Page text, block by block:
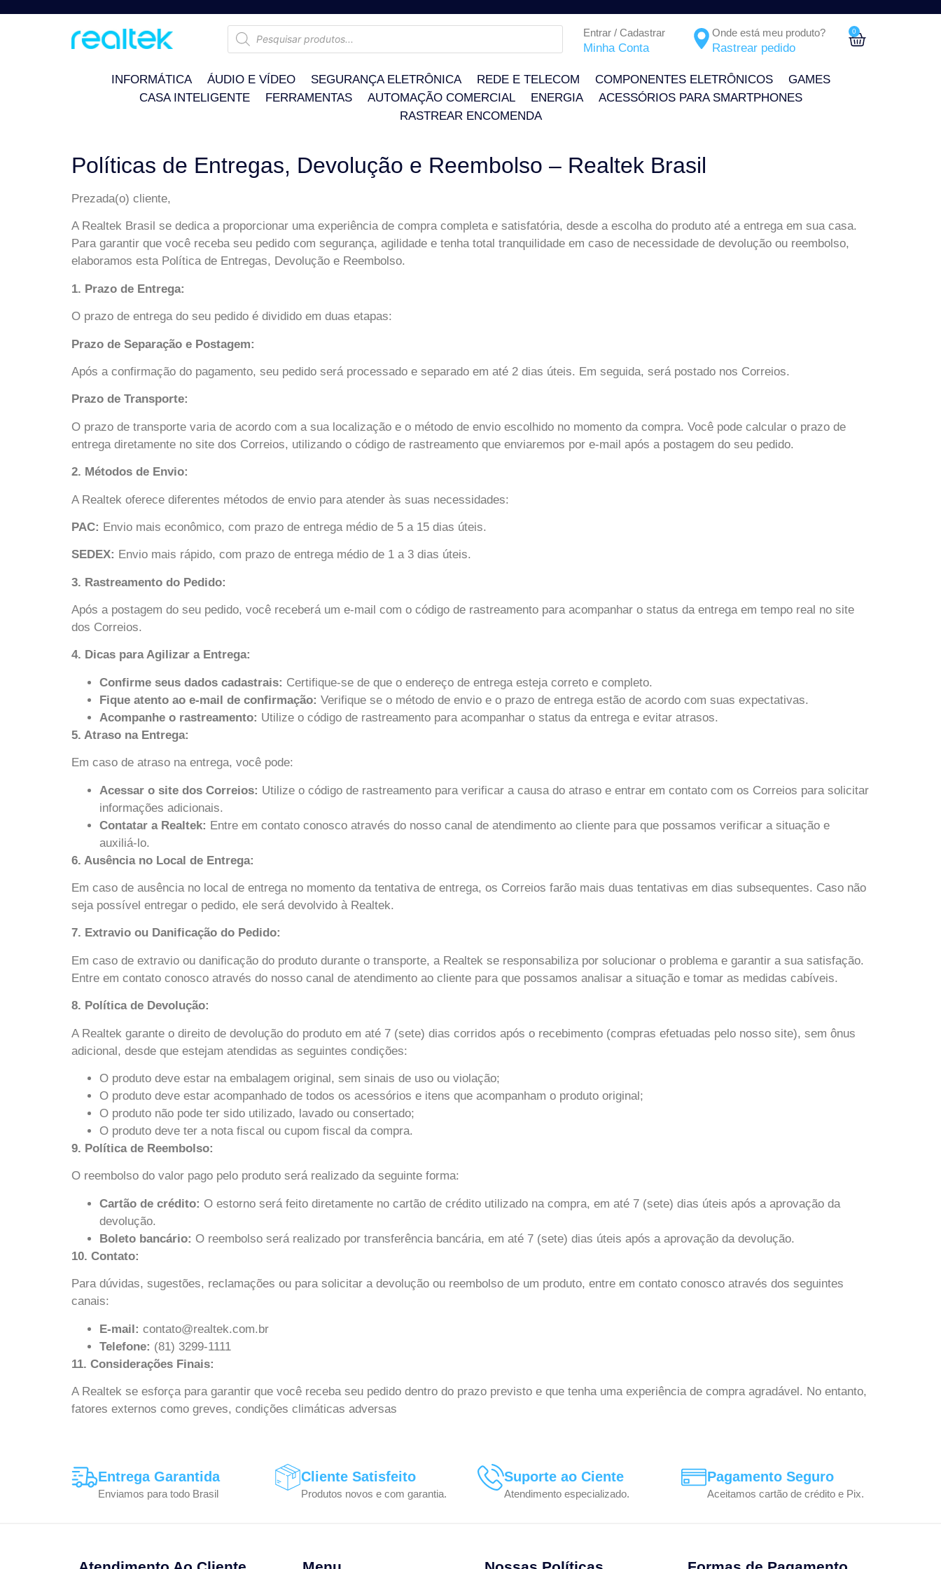
Entrar / Cadastrar
Minha Conta
Onde está meu produto?
Rastrear pedido
0
INFORMÁTICA ÁUDIO E VÍDEO SEGURANÇA ELETRÔNICA REDE E TELECOM COMPONENTES ELETRÔNICOS
GAMES
CASA INTELIGENTE
FERRAMENTAS AUTOMAÇÃO COMERCIAL ENERGIA
ACESSÓRIOS PARA SMARTPHONES
RASTREAR ENCOMENDA
Políticas de Entregas, Devolução e Reembolso – Realtek Brasil
Prezada(o) cliente,
A Realtek Brasil se dedica a proporcionar uma experiência de compra completa e satisfatória, desde a escolha do produto até a entrega em sua casa.
Para garantir que você receba seu pedido com segurança, agilidade e tenha total tranquilidade em caso de necessidade de devolução ou reembolso,
elaboramos esta Política de Entregas, Devolução e Reembolso.
1. Prazo de Entrega:
O prazo de entrega do seu pedido é dividido em duas etapas:
Prazo de Separação e Postagem:
Após a confirmação do pagamento, seu pedido será processado e separado em até 2 dias úteis. Em seguida, será postado nos Correios.
Prazo de Transporte:
O prazo de transporte varia de acordo com a sua localização e o método de envio escolhido no momento da compra. Você pode calcular o prazo de
entrega diretamente no site dos Correios, utilizando o código de rastreamento que enviaremos por e-mail após a postagem do seu pedido.
2. Métodos de Envio:
A Realtek oferece diferentes métodos de envio para atender às suas necessidades:
PAC: Envio mais econômico, com prazo de entrega médio de 5 a 15 dias úteis.
SEDEX: Envio mais rápido, com prazo de entrega médio de 1 a 3 dias úteis.
3. Rastreamento do Pedido:
Após a postagem do seu pedido, você receberá um e-mail com o código de rastreamento para acompanhar o status da entrega em tempo real no site
dos Correios.
4. Dicas para Agilizar a Entrega:
Confirme seus dados cadastrais: Certifique-se de que o endereço de entrega esteja correto e completo.
Fique atento ao e-mail de confirmação: Verifique se o método de envio e o prazo de entrega estão de acordo com suas expectativas.
Acompanhe o rastreamento: Utilize o código de rastreamento para acompanhar o status da entrega e evitar atrasos.
5. Atraso na Entrega:
Em caso de atraso na entrega, você pode:
Acessar o site dos Correios: Utilize o código de rastreamento para verificar a causa do atraso e entrar em contato com os Correios para solicitar
informações adicionais.
Contatar a Realtek: Entre em contato conosco através do nosso canal de atendimento ao cliente para que possamos verificar a situação e
auxiliá-lo.
6. Ausência no Local de Entrega:
Em caso de ausência no local de entrega no momento da tentativa de entrega, os Correios farão mais duas tentativas em dias subsequentes. Caso não
seja possível entregar o pedido, ele será devolvido à Realtek.
7. Extravio ou Danificação do Pedido:
Em caso de extravio ou danificação do produto durante o transporte, a Realtek se responsabiliza por solucionar o problema e garantir a sua satisfação.
Entre em contato conosco através do nosso canal de atendimento ao cliente para que possamos analisar a situação e tomar as medidas cabíveis.
8. Política de Devolução:
A Realtek garante o direito de devolução do produto em até 7 (sete) dias corridos após o recebimento (compras efetuadas pelo nosso site), sem ônus
adicional, desde que estejam atendidas as seguintes condições:
O produto deve estar na embalagem original, sem sinais de uso ou violação;
O produto deve estar acompanhado de todos os acessórios e itens que acompanham o produto original;
O produto não pode ter sido utilizado, lavado ou consertado;
O produto deve ter a nota fiscal ou cupom fiscal da compra.
9. Política de Reembolso:
O reembolso do valor pago pelo produto será realizado da seguinte forma:
Cartão de crédito: O estorno será feito diretamente no cartão de crédito utilizado na compra, em até 7 (sete) dias úteis após a aprovação da
devolução.
Boleto bancário: O reembolso será realizado por transferência bancária, em até 7 (sete) dias úteis após a aprovação da devolução.
10. Contato:
Para dúvidas, sugestões, reclamações ou para solicitar a devolução ou reembolso de um produto, entre em contato conosco através dos seguintes
canais:
E-mail: contato@realtek.com.br
Telefone: (81) 3299-1111
11. Considerações Finais:
A Realtek se esforça para garantir que você receba seu pedido dentro do prazo previsto e que tenha uma experiência de compra agradável. No entanto,
fatores externos como greves, condições climáticas adversas
Entrega Garantida
Enviamos para todo Brasil
Cliente Satisfeito
Produtos novos e com garantia.
Suporte ao Ciente
Atendimento especializado.
Pagamento Seguro
Aceitamos cartão de crédito e Pix.